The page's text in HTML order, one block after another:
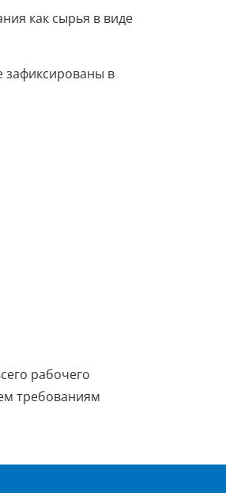
как сырья в виде
зафиксированы в
рабочего
требованиям